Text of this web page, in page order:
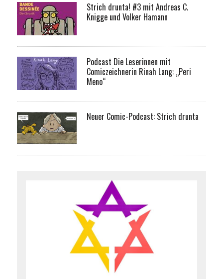
Strich drunta! #3 mit Andreas C.
Knigge und Volker Hamann
Podcast Die Leserinnen mit
Comiczeichnerin Rinah Lang: „Peri
Meno“
Neuer Comic-Podcast: Strich drunta